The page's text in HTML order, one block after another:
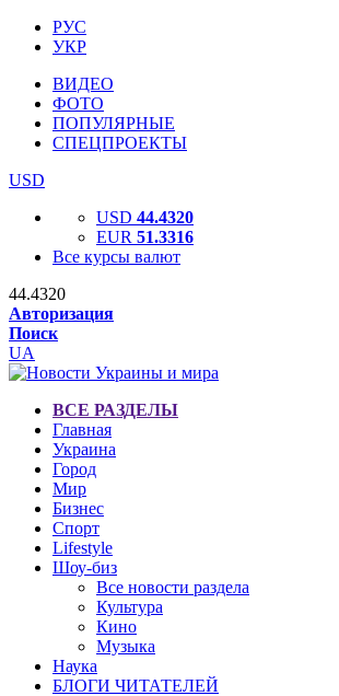
РУС
УКР
ВИДЕО
ФОТО
ПОПУЛЯРНЫЕ
СПЕЦПРОЕКТЫ
USD
USD 44.4320
EUR 51.3316
Все курсы валют
44.4320
Авторизация
Поиск
UA
ВСЕ РАЗДЕЛЫ
Главная
Украина
Город
Мир
Бизнес
Спорт
Lifestyle
Шоу-биз
Все новости раздела
Культура
Кино
Музыка
Наука
БЛОГИ ЧИТАТЕЛЕЙ